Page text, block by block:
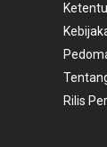
Rilis